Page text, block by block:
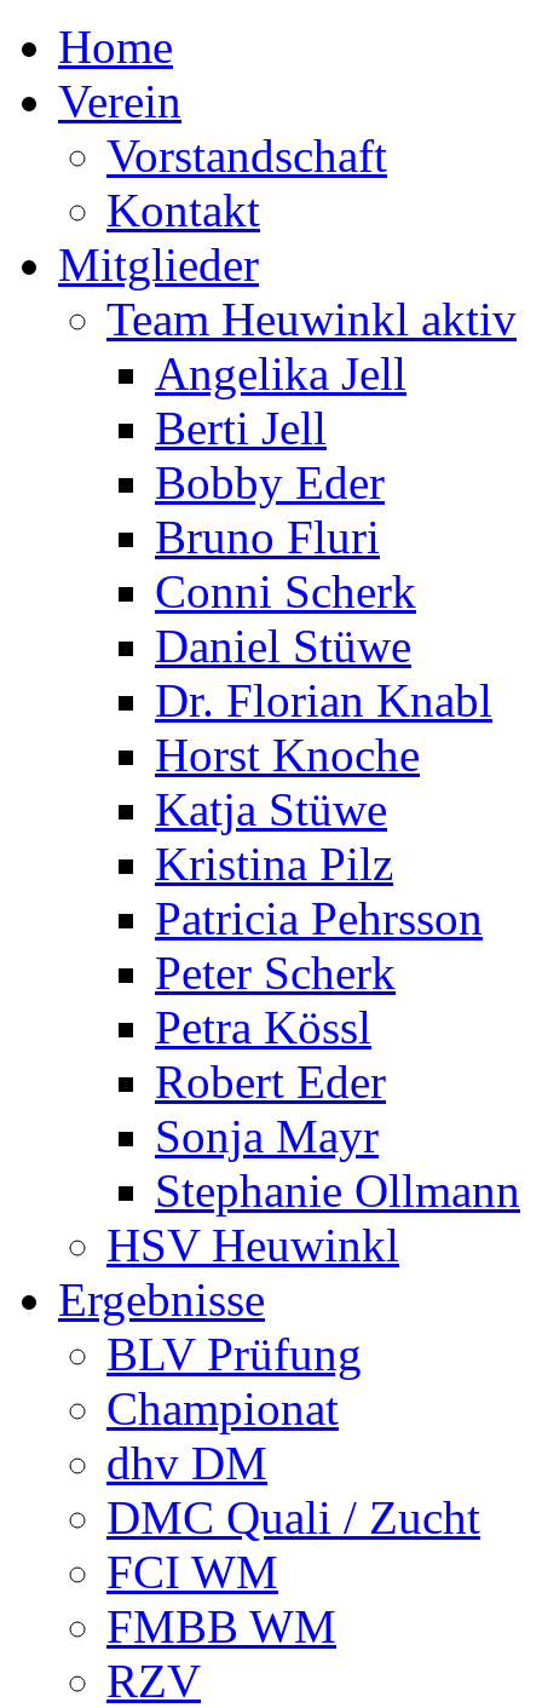
Home
Verein
Vorstandschaft
Kontakt
Mitglieder
Team Heuwinkl aktiv
Angelika Jell
Berti Jell
Bobby Eder
Bruno Fluri
Conni Scherk
Daniel Stüwe
Dr. Florian Knabl
Horst Knoche
Katja Stüwe
Kristina Pilz
Patricia Pehrsson
Peter Scherk
Petra Kössl
Robert Eder
Sonja Mayr
Stephanie Ollmann
HSV Heuwinkl
Ergebnisse
BLV Prüfung
Championat
dhv DM
DMC Quali / Zucht
FCI WM
FMBB WM
RZV